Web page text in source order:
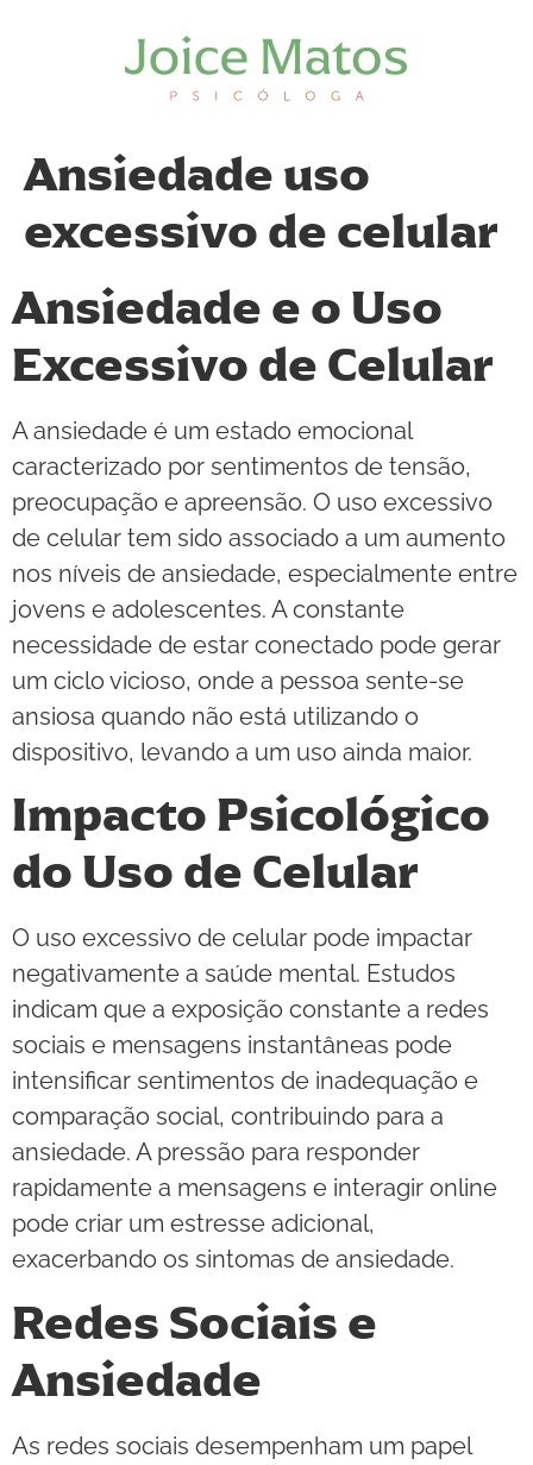
Ansiedade uso
excessivo de celular
Ansiedade e o Uso
Excessivo de Celular
A ansiedade é um estado emocional
caracterizado por sentimentos de tensão,
preocupação e apreensão. O uso excessivo
de celular tem sido associado a um aumento
nos níveis de ansiedade, especialmente entre
jovens e adolescentes. A constante
necessidade de estar conectado pode gerar
um ciclo vicioso, onde a pessoa sente-se
ansiosa quando não está utilizando o
dispositivo, levando a um uso ainda maior.
Impacto Psicológico
do Uso de Celular
O uso excessivo de celular pode impactar
negativamente a saúde mental. Estudos
indicam que a exposição constante a redes
sociais e mensagens instantâneas pode
intensificar sentimentos de inadequação e
comparação social, contribuindo para a
ansiedade. A pressão para responder
rapidamente a mensagens e interagir online
pode criar um estresse adicional,
exacerbando os sintomas de ansiedade.
Redes Sociais e
Ansiedade
As redes sociais desempenham um papel